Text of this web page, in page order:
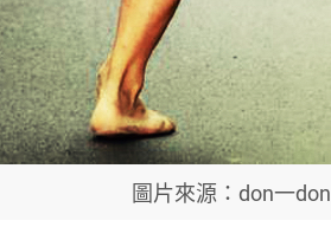
圖片來源：don一don